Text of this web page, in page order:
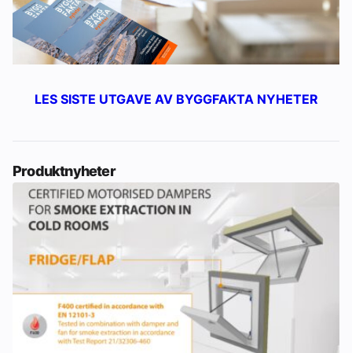
LES SISTE UTGAVE AV BYGGFAKTA NYHETER
Produktnyheter